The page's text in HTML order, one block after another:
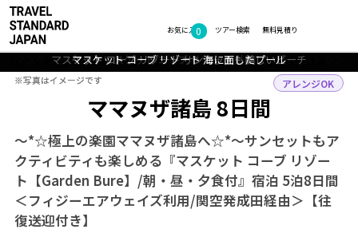
お気に入り
0 無料見積り
ツアー検索
オセアニア・南太平洋 フィジー ママヌザ諸島 ツアー詳細
ママヌザ諸島 8日間
～*☆極上の楽園ママヌザ諸島へ☆*～サンセットもア
クティビティも楽しめる『マスケット コーブ リゾー
ト【Garden Bure】/朝・昼・夕食付』宿泊 5泊8日間
＜フィジーエアウェイズ利用/関空発成田経由＞【往
復送迎付き】
アレンジOK
マスケット コーブ リゾート 海を見ながらお食事が楽しめるレストラン
マスケット コーブ リゾート ガーデンブレ一例
マスケット コーブ リゾート 外観
マスケット コーブ リゾート サンセットも美しいビーチ
マスケット コーブ リゾート 海に面したプール
フォトギャラリー
※写真はイメージです
※写真はイメージです